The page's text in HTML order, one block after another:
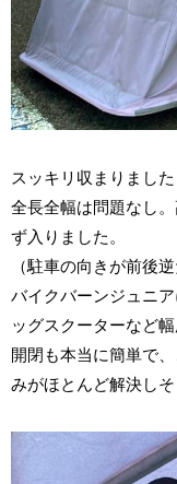
スッキリ収まりました
全長全幅は問題なし
ず入りました。
（駐車の向きが前後
バイクバーンジュニ
ッグスクーターなど
開閉も本当に簡単で
みがほとんど解決しそ